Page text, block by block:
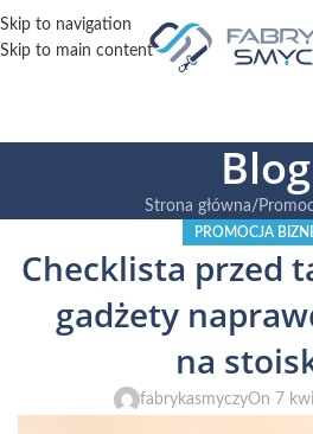
Skip to navigation
Skip to main content
Blog
Strona główna
PROMOCJA
Checklista przed
gadżety
na
fabrykasmyczyOn 7